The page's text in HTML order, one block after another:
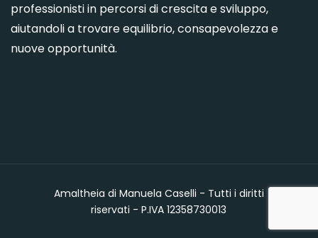
professionisti in percorsi di crescita e sviluppo,
aiutandoli a trovare equilibrio, consapevolezza e
nuove opportunità.
Amaltheia di Manuela Caselli - Tutti i diritti
riservati - P.IVA 12358730013